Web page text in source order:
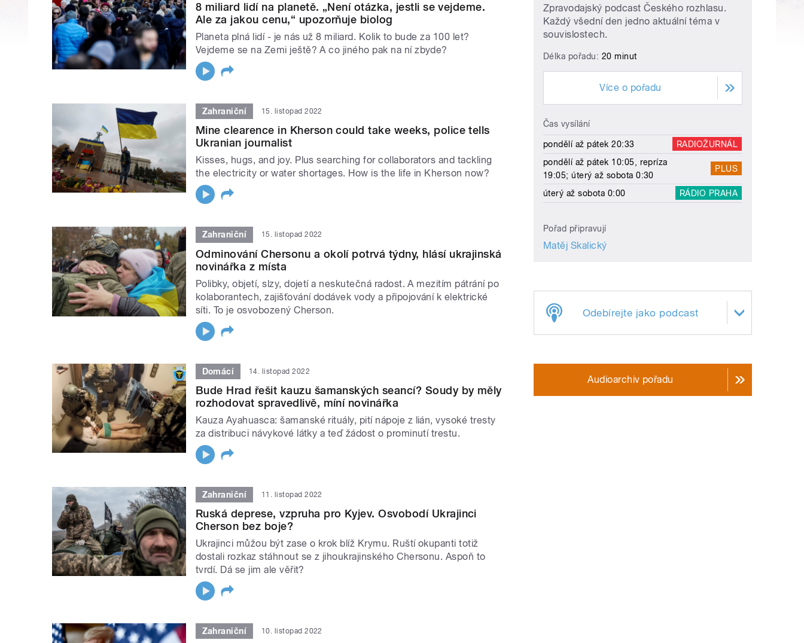
8 miliard lidí na planetě. „Není otázka, jestli se vejdeme.
Ale za jakou cenu,“ upozorňuje biolog
Planeta plná lidí - je nás už 8 miliard. Kolik to bude za 100 let?
Vejdeme se na Zemi ještě? A co jiného pak na ní zbyde?
Zahraniční 15. listopad 2022
Mine clearence in Kherson could take weeks, police tells
Ukranian journalist
Kisses, hugs, and joy. Plus searching for collaborators and tackling
the electricity or water shortages. How is the life in Kherson now?
Zahraniční 15. listopad 2022
Odminování Chersonu a okolí potrvá týdny, hlásí ukrajinská
novinářka z místa
Polibky, objetí, slzy, dojetí a neskutečná radost. A mezitím pátrání po
kolaborantech, zajišťování dodávek vody a připojování k elektrické
síti. To je osvobozený Cherson.
Domácí 14. listopad 2022
Bude Hrad řešit kauzu šamanských seancí? Soudy by měly
rozhodovat spravedlivě, míní novinářka
Kauza Ayahuasca: šamanské rituály, pití nápoje z lián, vysoké tresty
za distribuci návykové látky a teď žádost o prominutí trestu.
Zahraniční 11. listopad 2022
Ruská deprese, vzpruha pro Kyjev. Osvobodí Ukrajinci
Cherson bez boje?
Ukrajinci můžou být zase o krok blíž Krymu. Ruští okupanti totiž
dostali rozkaz stáhnout se z jihoukrajinského Chersonu. Aspoň to
tvrdí. Dá se jim ale věřit?
Zahraniční 10. listopad 2022
Zpravodajský podcast Českého rozhlasu.
Každý všední den jedno aktuální téma v
souvislostech.
Délka pořadu: 20 minut
Více o pořadu
Čas vysílání
pondělí až pátek 20:33
RADIOŽURNÁL
pondělí až pátek 10:05, repríza
19:05; úterý až sobota 0:30
PLUS
úterý až sobota 0:00 RÁDIO PRAHA
Pořad připravují
Matěj Skalický
Odebírejte jako podcast
Audioarchiv pořadu